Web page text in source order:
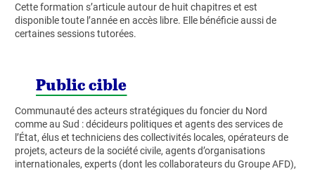
Cette formation s’articule autour de huit chapitres et est
disponible toute l’année en accès libre. Elle bénéficie aussi de
certaines sessions tutorées.
Public cible
Communauté des acteurs stratégiques du foncier du Nord
comme au Sud : décideurs politiques et agents des services de
l’État, élus et techniciens des collectivités locales, opérateurs de
projets, acteurs de la société civile, agents d’organisations
internationales, experts (dont les collaborateurs du Groupe AFD),